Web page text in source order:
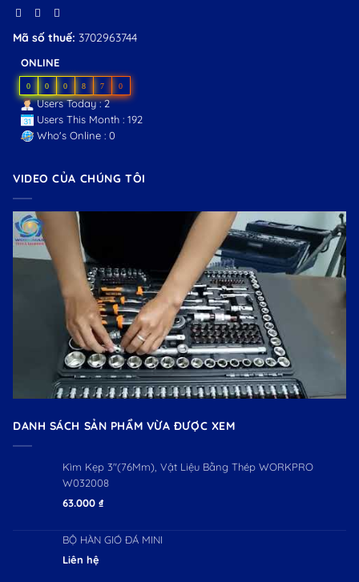
Mã số thuế: 3702963744
ONLINE
0 0 0 8 7 0
Users Today : 2
Users This Month : 192
Who's Online : 0
VIDEO CỦA CHÚNG TÔI
DANH SÁCH SẢN PHẨM VỪA ĐƯỢC XEM
Kìm Kẹp 3"(76Mm), Vật Liệu Bằng Thép WORKPRO
W032008
63.000 ₫
BỘ HÀN GIÓ ĐÁ MINI
Liên hệ